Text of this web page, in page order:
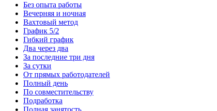
Без опыта работы
Вечерняя и ночная
Вахтовый метод
График 5/2
Гибкий график
Два через два
За последние три дня
За сутки
От прямых работодателей
Полный день
По совместительству
Подработка